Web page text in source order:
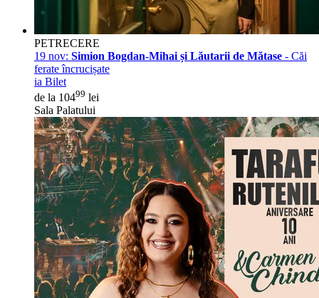
PETRECERE
19 nov: Simion Bogdan-Mihai și Lăutarii de Mătase - Căi
ferate încrucișate
ia Bilet
de la 10499 lei
Sala Palatului